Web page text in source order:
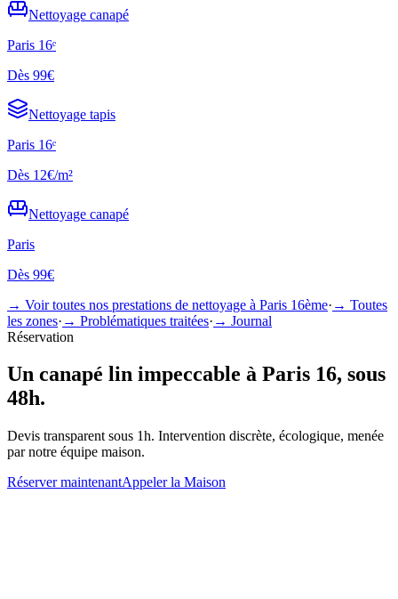
Nettoyage canapé
Paris 16ᵉ
Dès 99€
Nettoyage tapis
Paris 16ᵉ
Dès 12€/m²
Nettoyage canapé
Paris
Dès 99€
→ Voir toutes nos prestations de nettoyage à Paris 16ème· → Toutes
les zones· → Problématiques traitées· → Journal
Réservation
Un canapé lin impeccable à Paris 16, sous
48h.
Devis transparent sous 1h. Intervention discrète, écologique, menée
par notre équipe maison.
Réserver maintenantAppeler la Maison